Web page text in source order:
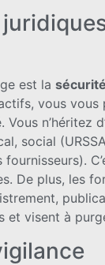
est la
vous
n’héritez
social
De plus, les
et visent à